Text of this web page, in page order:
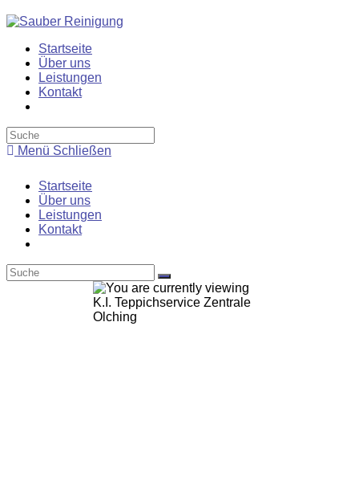
Zum
Inhalt
springen
Startseite
Über uns
Leistungen
Kontakt
search
Menü Schließen
Startseite
Über uns
Leistungen
Kontakt
search